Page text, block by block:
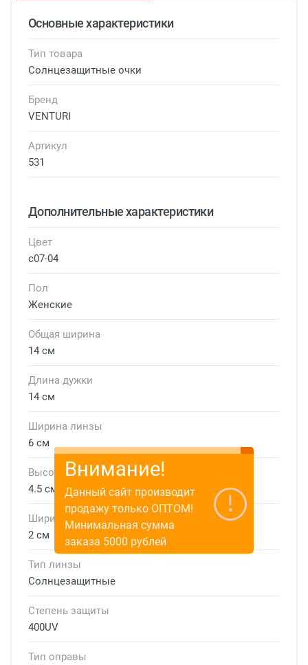
Основные характеристики
Тип товара
Солнцезащитные очки
Бренд
VENTURI
Артикул
531
Дополнительные характеристики
Цвет
с07-04
Пол
Женские
Общая ширина
14 см
Длина дужки
14 см
Ширина линзы
6 см
Высота линзы
4.5 см
Ширина мостика
2 см
Тип линзы
Солнцезащитные
Степень защиты
400UV
Тип оправы
Внимание!
Данный сайт производит
продажу только ОПТОМ!
Минимальная сумма
заказа 5000 рублей